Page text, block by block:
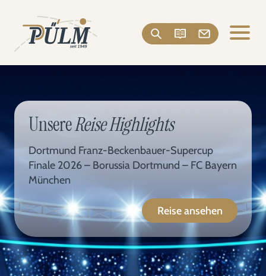
UnsereReise Highlights
Dortmund Franz-Beckenbauer-Supercup
Finale 2026 – Borussia Dortmund – FC Bayern
München
Reise ansehen